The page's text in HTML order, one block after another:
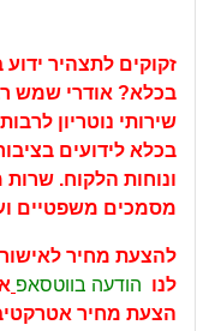
זקוקים לתצהיר ידוע
בכלא? אודרי שמש
שירותי נוטריון
בכלא לידועים
ונוחות הלקוח.
מסמכים משפטיים
להצעת מחיר
לנו הודעה בווטסאפ
הצעת מחיר